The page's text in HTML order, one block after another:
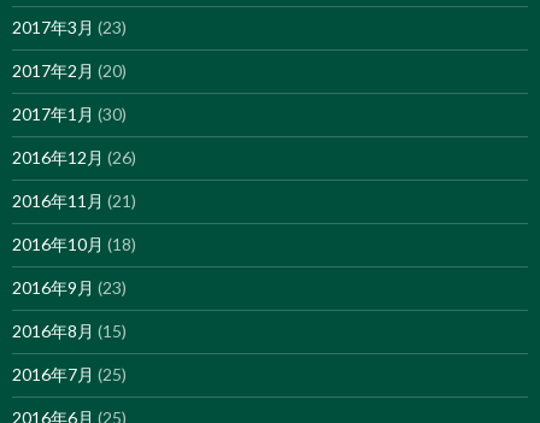
2017年3月 (23)
2017年2月 (20)
2017年1月 (30)
2016年12月 (26)
2016年11月 (21)
2016年10月 (18)
2016年9月 (23)
2016年8月 (15)
2016年7月 (25)
2016年6月 (25)